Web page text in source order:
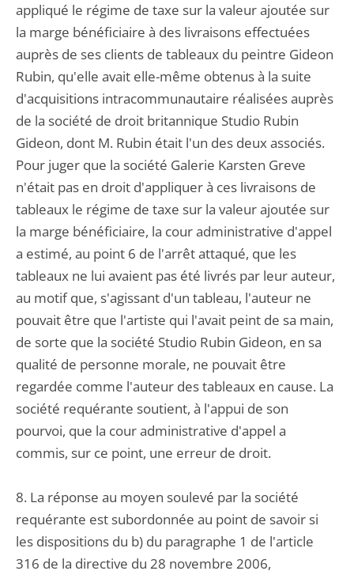
appliqué le régime de taxe sur la valeur ajoutée sur
la marge bénéficiaire à des livraisons effectuées
auprès de ses clients de tableaux du peintre Gideon
Rubin, qu'elle avait elle-même obtenus à la suite
d'acquisitions intracommunautaire réalisées auprès
de la société de droit britannique Studio Rubin
Gideon, dont M. Rubin était l'un des deux associés.
Pour juger que la société Galerie Karsten Greve
n'était pas en droit d'appliquer à ces livraisons de
tableaux le régime de taxe sur la valeur ajoutée sur
la marge bénéficiaire, la cour administrative d'appel
a estimé, au point 6 de l'arrêt attaqué, que les
tableaux ne lui avaient pas été livrés par leur auteur,
au motif que, s'agissant d'un tableau, l'auteur ne
pouvait être que l'artiste qui l'avait peint de sa main,
de sorte que la société Studio Rubin Gideon, en sa
qualité de personne morale, ne pouvait être
regardée comme l'auteur des tableaux en cause. La
société requérante soutient, à l'appui de son
pourvoi, que la cour administrative d'appel a
commis, sur ce point, une erreur de droit.
8. La réponse au moyen soulevé par la société
requérante est subordonnée au point de savoir si
les dispositions du b) du paragraphe 1 de l'article
316 de la directive du 28 novembre 2006,